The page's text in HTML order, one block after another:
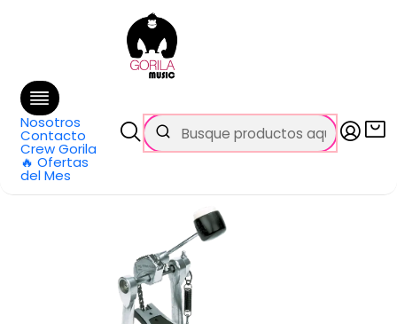
Nosotros
Contacto
Crew Gorila
🔥 Ofertas
del Mes
GRATIS
en Santiago y $99.990 en Regiones
Categorías Baterías y Percusión
Atriles y Piezas
Pedal de bombo simple Tama Iron Cobra 200 HP200P